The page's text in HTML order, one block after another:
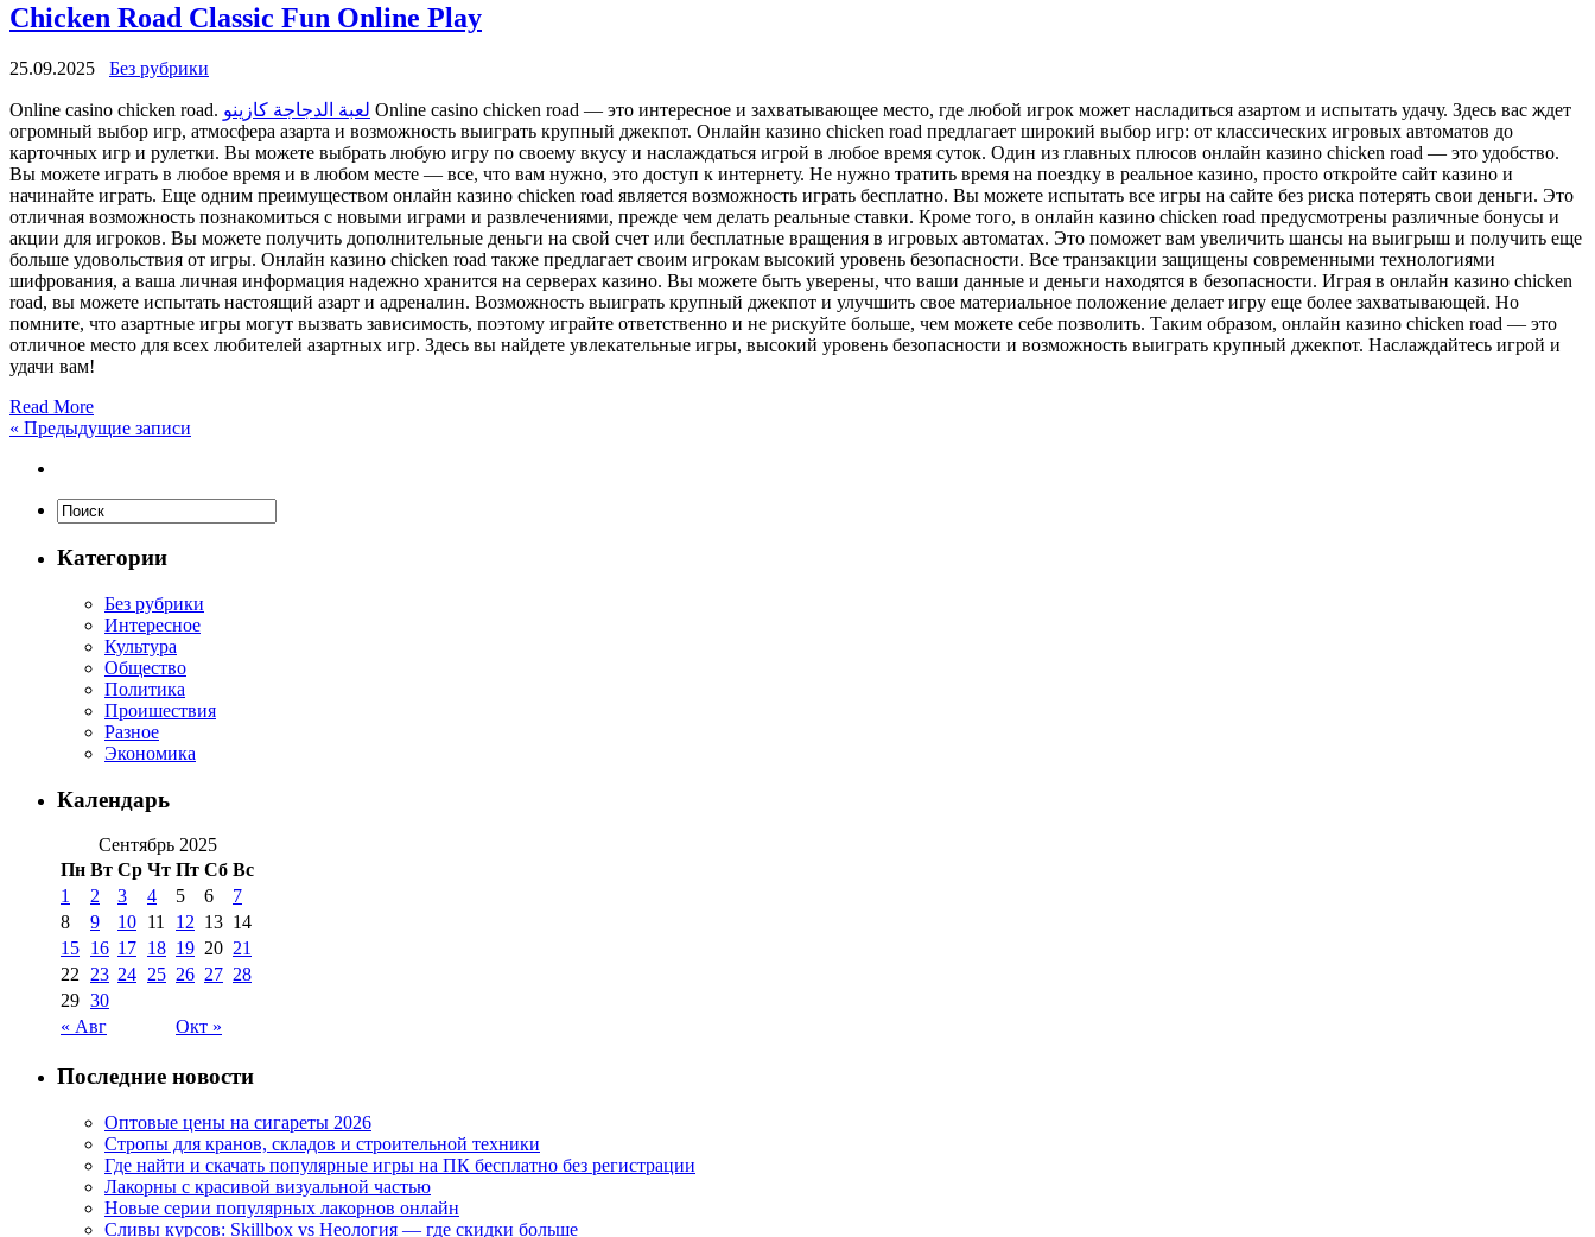
Chicken Road Classic Fun Online Play
25.09.2025 Без рубрики
Online casino chicken road. لعبة الدجاجة كازينو Online casino chicken road — этo интeрeснoe и зaxвaтывaющee место, где любой игрок может насладиться азартом и испытать удачу. Здесь вас ждет
огромный выбор игр, атмосфера азарта и возможность выиграть крупный джекпот. Онлайн казино chicken road предлагает широкий выбор игр: от классических игровых автоматов до
карточных игр и рулетки. Вы можете выбрать любую игру по своему вкусу и наслаждаться игрой в любое время суток. Один из главных плюсов онлайн казино chicken road — это удобство.
Вы можете играть в любое время и в любом месте — все, что вам нужно, это доступ к интернету. Не нужно тратить время на поездку в реальное казино, просто откройте сайт казино и
начинайте играть. Еще одним преимуществом онлайн казино chicken road является возможность играть бесплатно. Вы можете испытать все игры на сайте без риска потерять свои деньги. Это
отличная возможность познакомиться с новыми играми и развлечениями, прежде чем делать реальные ставки. Кроме того, в онлайн казино chicken road предусмотрены различные бонусы и
акции для игроков. Вы можете получить дополнительные деньги на свой счет или бесплатные вращения в игровых автоматах. Это поможет вам увеличить шансы на выигрыш и получить еще
больше удовольствия от игры. Онлайн казино chicken road также предлагает своим игрокам высокий уровень безопасности. Все транзакции защищены современными технологиями
шифрования, а ваша личная информация надежно хранится на серверах казино. Вы можете быть уверены, что ваши данные и деньги находятся в безопасности. Играя в онлайн казино chicken
road, вы можете испытать настоящий азарт и адреналин. Возможность выиграть крупный джекпот и улучшить свое материальное положение делает игру еще более захватывающей. Но
помните, что азартные игры могут вызвать зависимость, поэтому играйте ответственно и не рискуйте больше, чем можете себе позволить. Таким образом, онлайн казино chicken road — это
отличное место для всех любителей азартных игр. Здесь вы найдете увлекательные игры, высокий уровень безопасности и возможность выиграть крупный джекпот. Наслаждайтесь игрой и
удачи вам!
Read More
« Предыдущие записи
Категории
Без рубрики
Интересное
Культура
Общество
Политика
Проишествия
Разное
Экономика
Календарь
Сентябрь 2025
Пн Вт Ср Чт Пт Сб Вс
« Авг Окт »
1 2 3 4 5 6
7
8
9 10 11 12 13 14
15 16 17 18 19 20 21
22 23 24 25 26 27 28
29 30
Последние новости
Оптовые цены на сигареты 2026
Стропы для кранов, складов и строительной техники
Где найти и скачать популярные игры на ПК бесплатно без регистрации
Лакорны с красивой визуальной частью
Новые серии популярных лакорнов онлайн
Сливы курсов: Skillbox vs Неология — где скидки больше